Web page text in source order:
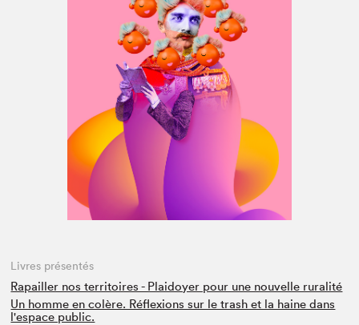
Livres présentés
Rapailler nos territoires - Plaidoyer pour une nouvelle ruralité
Un homme en colère. Réflexions sur le trash et la haine dans
l'espace public.